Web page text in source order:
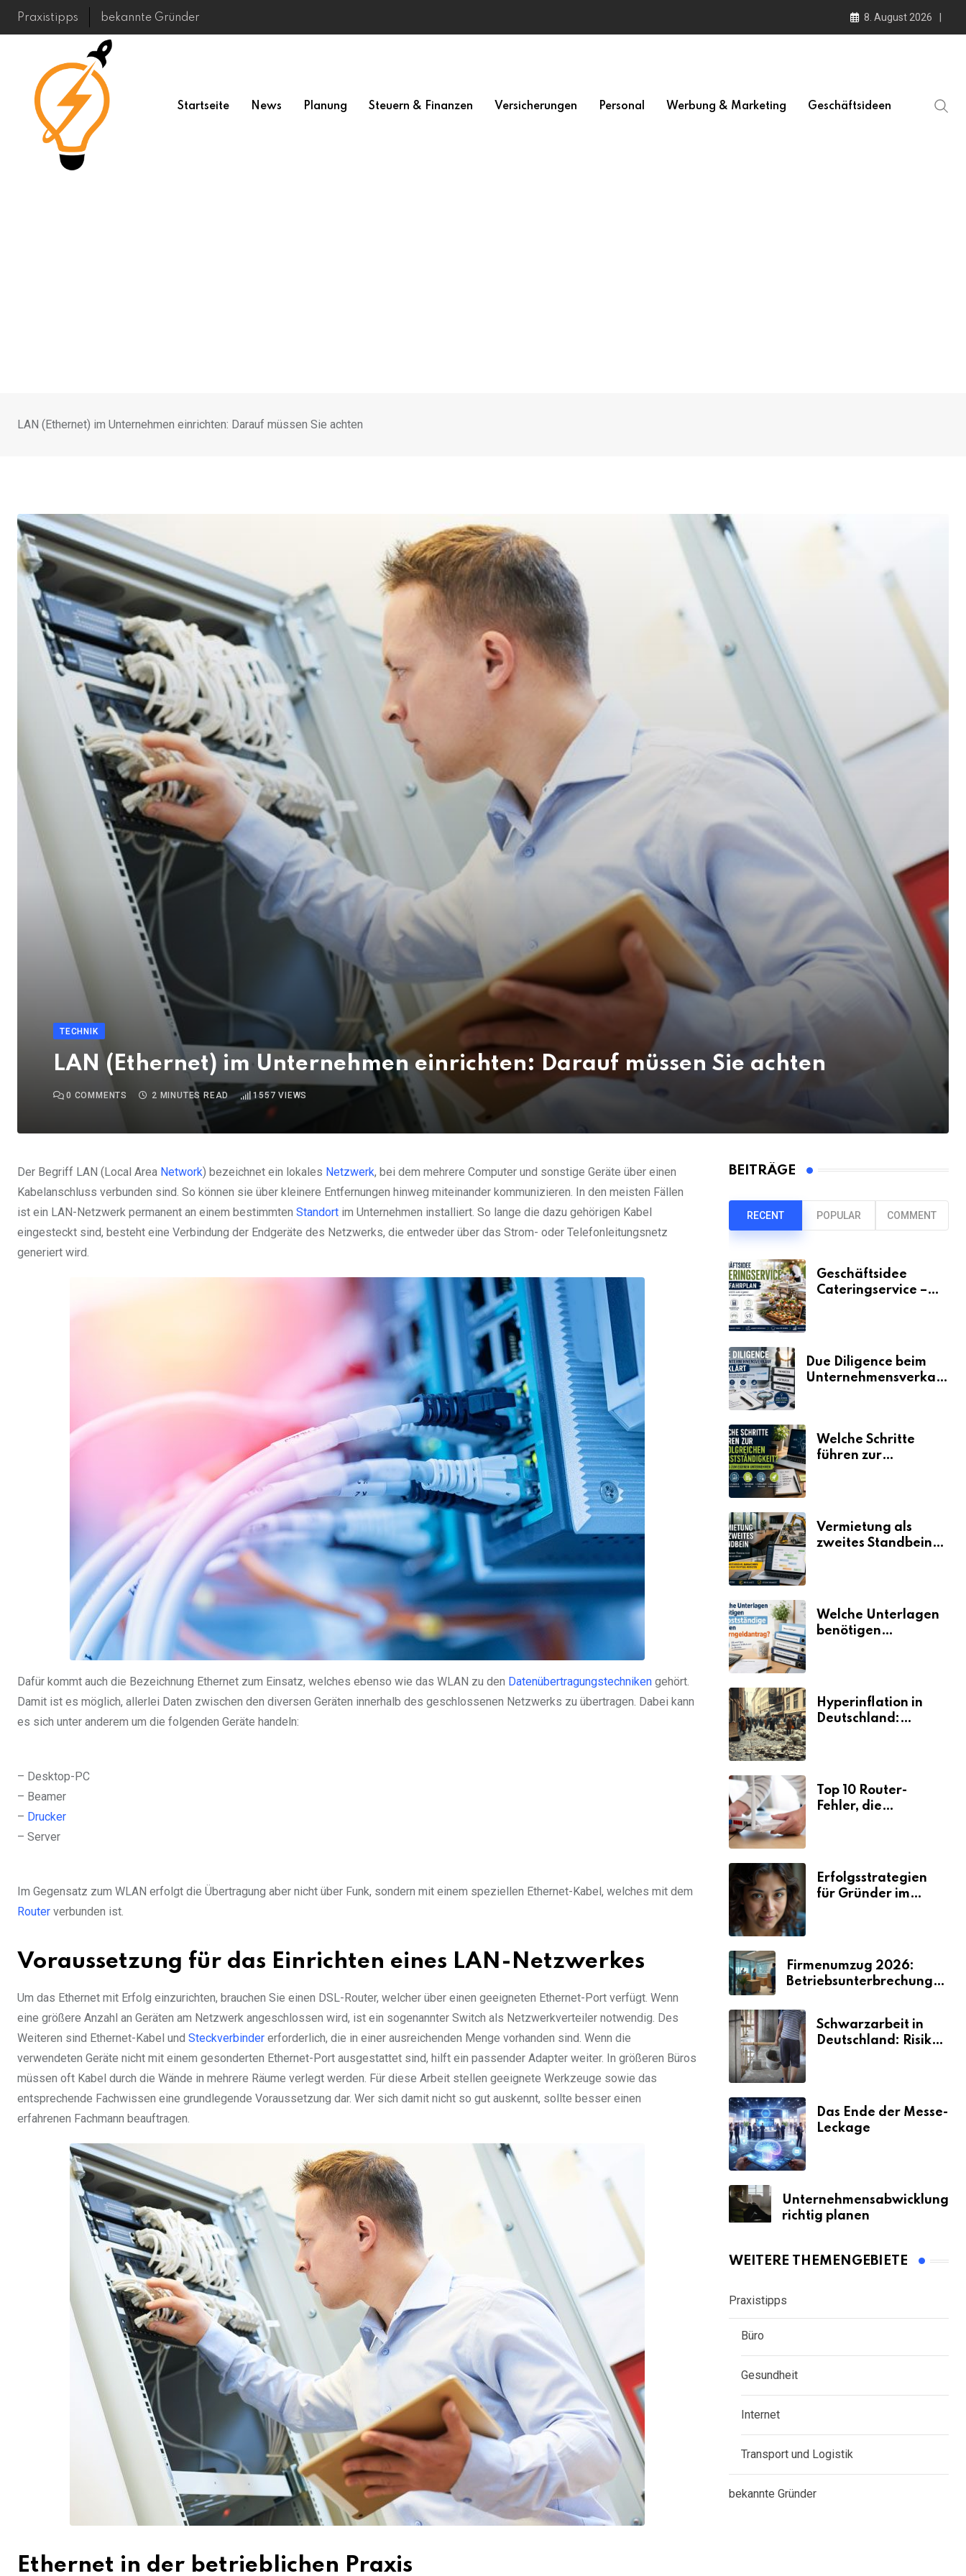
Skip
Praxistipps bekannte Gründer 8. August 2026
Startseite News Planung Steuern & Finanzen Versicherungen Personal Werbung & Marketing Geschäftsideen
LAN (Ethernet) im Unternehmen einrichten: Darauf müssen Sie achten
TECHNIK
LAN (Ethernet) im Unternehmen einrichten: Darauf müssen Sie achten
0 COMMENTS 2 MINUTES READ 1557 VIEWS
Der Begriff LAN (Local Area Network) bezeichnet ein lokales Netzwerk, bei dem mehrere Computer und sonstige Geräte über einen
Kabelanschluss verbunden sind. So können sie über kleinere Entfernungen hinweg miteinander kommunizieren. In den meisten Fällen
ist ein LAN-Netzwerk permanent an einem bestimmten Standort im Unternehmen installiert. So lange die dazu gehörigen Kabel
eingesteckt sind, besteht eine Verbindung der Endgeräte des Netzwerks, die entweder über das Strom- oder Telefonleitungsnetz
generiert wird.
Dafür kommt auch die Bezeichnung Ethernet zum Einsatz, welches ebenso wie das WLAN zu den Datenübertragungstechniken gehört.
Damit ist es möglich, allerlei Daten zwischen den diversen Geräten innerhalb des geschlossenen Netzwerks zu übertragen. Dabei kann
es sich unter anderem um die folgenden Geräte handeln:
– Desktop-PC
– Beamer
– Drucker
– Server
Im Gegensatz zum WLAN erfolgt die Übertragung aber nicht über Funk, sondern mit einem speziellen Ethernet-Kabel, welches mit dem
Router verbunden ist.
Voraussetzung für das Einrichten eines LAN-Netzwerkes
Um das Ethernet mit Erfolg einzurichten, brauchen Sie einen DSL-Router, welcher über einen geeigneten Ethernet-Port verfügt. Wenn
eine größere Anzahl an Geräten am Netzwerk angeschlossen wird, ist ein sogenannter Switch als Netzwerkverteiler notwendig. Des
Weiteren sind Ethernet-Kabel und Steckverbinder erforderlich, die in einer ausreichenden Menge vorhanden sind. Wenn die
verwendeten Geräte nicht mit einem gesonderten Ethernet-Port ausgestattet sind, hilft ein passender Adapter weiter. In größeren Büros
müssen oft Kabel durch die Wände in mehrere Räume verlegt werden. Für diese Arbeit stellen geeignete Werkzeuge sowie das
entsprechende Fachwissen eine grundlegende Voraussetzung dar. Wer sich damit nicht so gut auskennt, sollte besser einen
erfahrenen Fachmann beauftragen.
Ethernet in der betrieblichen Praxis
BEITRÄGE
RECENT POPULAR COMMENT
Geschäftsidee
Cateringservice –
Due Diligence beim
Unternehmensverkauf
Welche Schritte
führen zur
Vermietung als
zweites Standbein:
Umsätze machen
Welche Unterlagen
benötigen
Hyperinflation in
Deutschland:
Top 10 Router-
Fehler, die
Erfolgsstrategien
für Gründer im
Firmenumzug 2026:
Betriebsunterbrechungen
Schwarzarbeit in
Deutschland: Risiken
Das Ende der Messe-
Leckage
Unternehmensabwicklung
richtig planen
WEITERE THEMENGEBIETE
Praxistipps
Büro
Gesundheit
Internet
Transport und Logistik
bekannte Gründer